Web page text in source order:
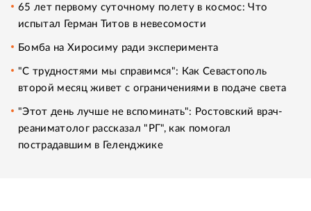
65 лет первому суточному полету в космос: Что
испытал Герман Титов в невесомости
Бомба на Хиросиму ради эксперимента
"С трудностями мы справимся": Как Севастополь
второй месяц живет с ограничениями в подаче света
"Этот день лучше не вспоминать": Ростовский врач-
реаниматолог рассказал "РГ", как помогал
пострадавшим в Геленджике